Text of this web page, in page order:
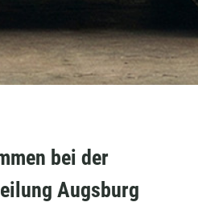
bei der
Augsburg